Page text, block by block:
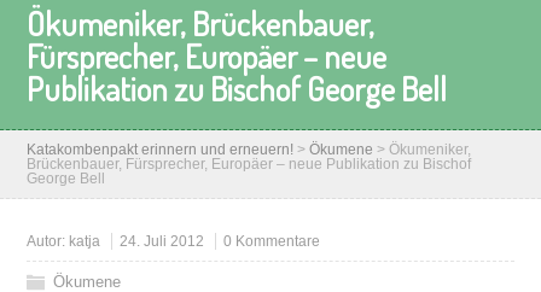
Ökumeniker, Brückenbauer,
Fürsprecher, Europäer – neue
Publikation zu Bischof George Bell
Katakombenpakt erinnern und erneuern! >Ökumene >Ökumeniker,
Brückenbauer, Fürsprecher, Europäer – neue Publikation zu Bischof
George Bell
Autor: katja 24. Juli 2012 0 Kommentare
Ökumene